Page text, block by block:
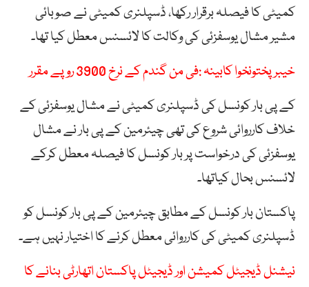
کمیٹی کا فیصلہ برقرار رکھا، ڈسپلنری کمیٹی نے صوبائی
مشیر مشال یوسفزئی کی وکالت کا لائسنس معطل کیا تھا۔
خیبر پختونخوا کابینہ :فی من گندم کے نرخ 3900 روپے مقرر
کے پی بار کونسل کی ڈسپلنری کمیٹی نے مشال یوسفزئی کے
خلاف کارروائی شروع کی تھی چیئرمین کے پی بار نے مشال
یوسفزئی کی درخواست پر بار کونسل کا فیصلہ معطل کرکے
لائسنس بحال کیاتھا۔
پاکستان بار کونسل کے مطابق چیئرمین کے پی بار کونسل کو
ڈسپلنری کمیٹی کی کارروائی معطل کرنے کا اختیار نہیں ہے۔
نیشنل ڈیجیٹل کمیشن اور ڈیجیٹل پاکستان اتھارٹی بنانے کا